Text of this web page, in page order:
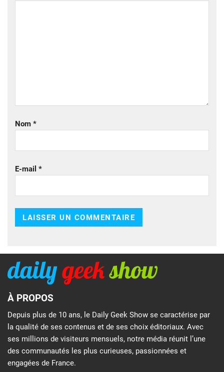
Nom *
E-mail *
À PROPOS
Depuis plus de 10 ans, le Daily Geek Show se caractérise par
la qualité de ses contenus et de ses choix éditoriaux. Avec
ses millions de visiteurs mensuels, notre média réunit l’une
des communautés les plus curieuses, passionnées et
engagées de France.